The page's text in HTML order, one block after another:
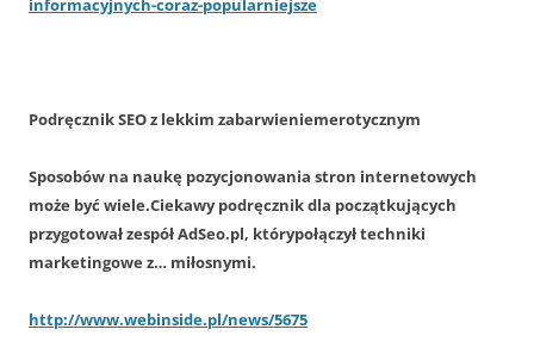
informacyjnych-coraz-popularniejsze
Podręcznik SEO z lekkim zabarwieniemerotycznym
Sposobów na naukę pozycjonowania stron internetowych
może być wiele.Ciekawy podręcznik dla początkujących
przygotował zespół AdSeo.pl, którypołączył techniki
marketingowe z… miłosnymi.
http://www.webinside.pl/news/5675